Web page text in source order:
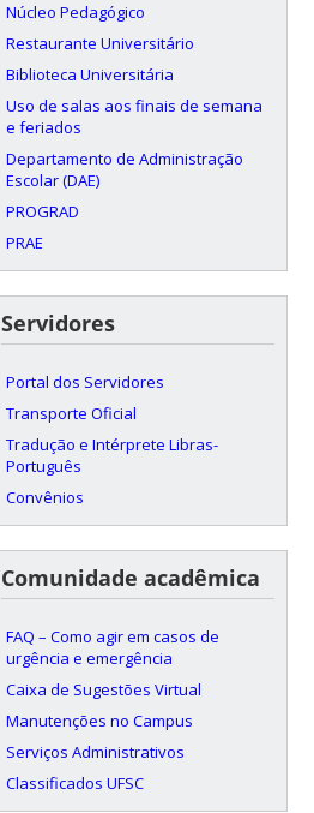
Núcleo Pedagógico
Restaurante Universitário
Biblioteca Universitária
Uso de salas aos finais de semana
e feriados
Departamento de Administração
Escolar (DAE)
PROGRAD
PRAE
Servidores
Portal dos Servidores
Transporte Oficial
Tradução e Intérprete Libras-
Português
Convênios
Comunidade acadêmica
FAQ – Como agir em casos de
urgência e emergência
Caixa de Sugestões Virtual
Manutenções no Campus
Serviços Administrativos
Classificados UFSC